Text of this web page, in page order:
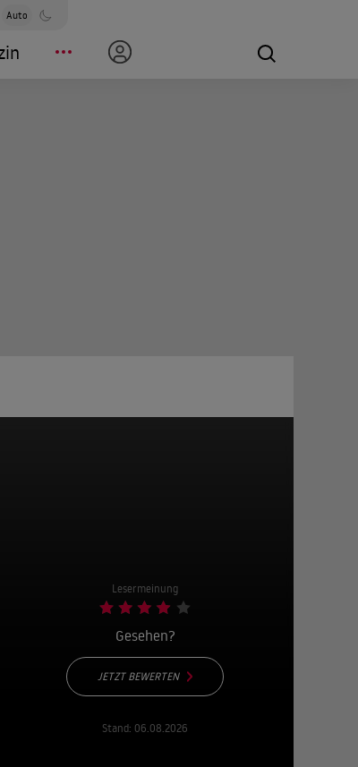
Auto
Lesermeinung
Gesehen?
JETZT BEWERTEN
Stand: 06.08.2026